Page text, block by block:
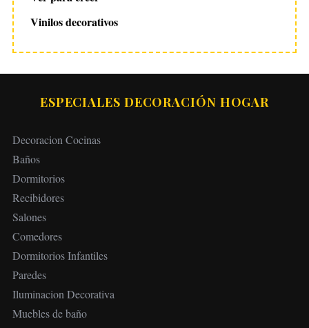
Vinilos decorativos
ESPECIALES DECORACIÓN HOGAR
Decoracion Cocinas
Baños
Dormitorios
Recibidores
Salones
Comedores
Dormitorios Infantiles
Paredes
Iluminacion Decorativa
Muebles de baño